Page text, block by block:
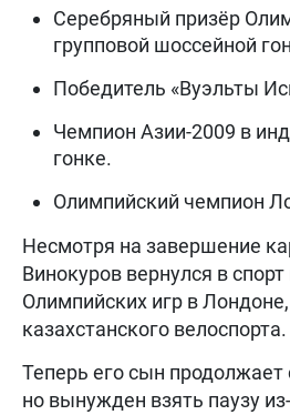
Серебряный призёр
групповой шоссейной
Победитель «Вуэльты
Чемпион Азии-2009 в
гонке.
Олимпийский чемпион
Несмотря на завершение
Винокуров вернулся в
Олимпийских игр в
казахстанского велоспорта.
Теперь его сын продолжает
но вынужден взять паузу